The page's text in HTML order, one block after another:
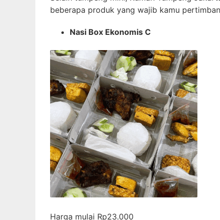
beberapa produk yang wajib kamu
Nasi Box Ekonomis C
Harga mulai Rp23.000